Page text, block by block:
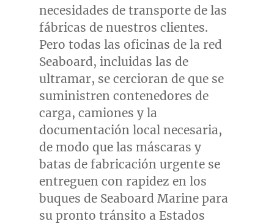
necesidades de transporte de las
fábricas de nuestros clientes.
Pero todas las oficinas de la red
Seaboard, incluidas las de
ultramar, se cercioran de que se
suministren contenedores de
carga, camiones y la
documentación local necesaria,
de modo que las máscaras y
batas de fabricación urgente se
entreguen con rapidez en los
buques de Seaboard Marine para
su pronto tránsito a Estados